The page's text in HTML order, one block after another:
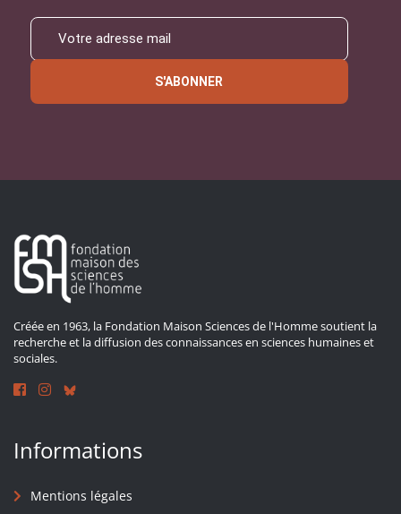
S'ABONNER
Créée en 1963, la Fondation Maison Sciences de l'Homme soutient la
recherche et la diffusion des connaissances en sciences humaines et
sociales.
Informations
Mentions légales